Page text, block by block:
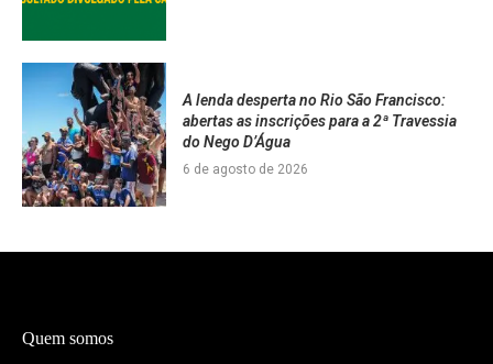
A lenda desperta no Rio São Francisco:
abertas as inscrições para a 2ª Travessia
do Nego D’Água
6 de agosto de 2026
Quem somos